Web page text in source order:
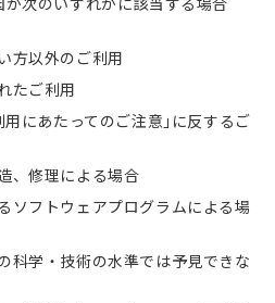
方以外のご利用
たご利用
にあたってのご注意｣に反するご
、修理による場合
ソフトウェアプログラムによる場
科学・技術の水準では予見できな